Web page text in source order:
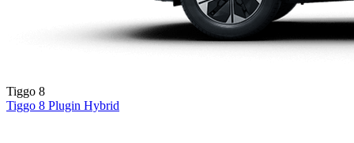
Tiggo 8
Tiggo 8 Plugin Hybrid